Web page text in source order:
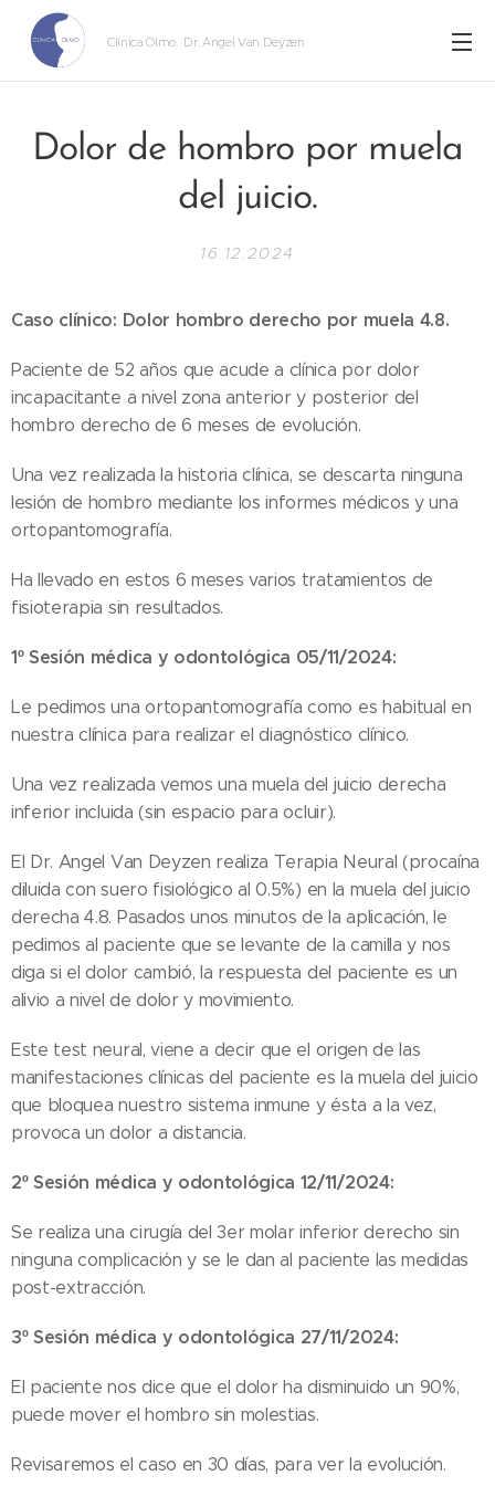
Clínica Olmo. Dr. Angel Van Deyzen
Dolor de hombro por muela
del juicio.
16.12.2024
Caso clínico: Dolor hombro derecho por muela 4.8.
Paciente de 52 años que acude a clínica por dolor
incapacitante a nivel zona anterior y posterior del
hombro derecho de 6 meses de evolución.
Una vez realizada la historia clínica, se descarta ninguna
lesión de hombro mediante los informes médicos y una
ortopantomografía.
Ha llevado en estos 6 meses varios tratamientos de
fisioterapia sin resultados.
1º Sesión médica y odontológica 05/11/2024:
Le pedimos una ortopantomografía como es habitual en
nuestra clínica para realizar el diagnóstico clínico.
Una vez realizada vemos una muela del juicio derecha
inferior incluida (sin espacio para ocluir).
El Dr. Angel Van Deyzen realiza Terapia Neural (procaína
diluida con suero fisiológico al 0.5%) en la muela del juicio
derecha 4.8. Pasados unos minutos de la aplicación, le
pedimos al paciente que se levante de la camilla y nos
diga si el dolor cambió, la respuesta del paciente es un
alivio a nivel de dolor y movimiento.
Este test neural, viene a decir que el origen de las
manifestaciones clínicas del paciente es la muela del juicio
que bloquea nuestro sistema inmune y ésta a la vez,
provoca un dolor a distancia.
2º Sesión médica y odontológica 12/11/2024:
Se realiza una cirugía del 3er molar inferior derecho sin
ninguna complicación y se le dan al paciente las medidas
post-extracción.
3º Sesión médica y odontológica 27/11/2024:
El paciente nos dice que el dolor ha disminuido un 90%,
puede mover el hombro sin molestias.
Revisaremos el caso en 30 días, para ver la evolución.